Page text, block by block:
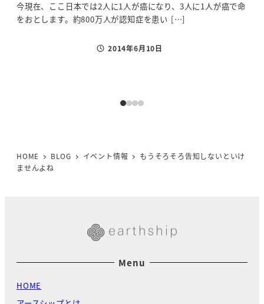
今現在、ここ日本では2人に1人が癌になり、3人に1人が癌で命
をおとします。約800万人が認知症を患い […]
投稿日2014年6月10日
HOME BLOG イベント情報
もうそろそろ告知しないといけ
ませんよね
Menu
HOME